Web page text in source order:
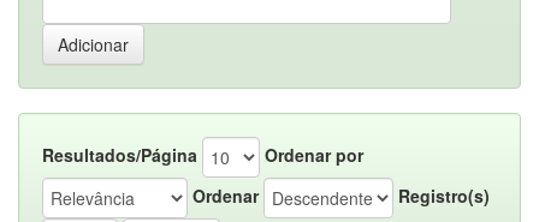
Resultados/Página
Ordenar por
Ordenar
Registro(s)